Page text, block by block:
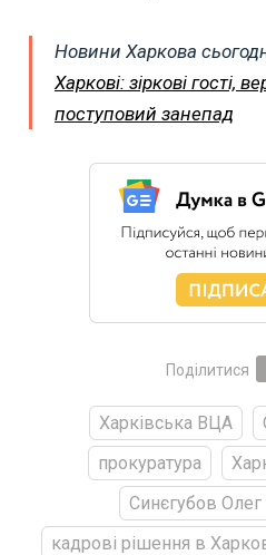
Новини Харкова
Харкові: зіркові гості,
поступовий занепад
Поділитися
Харківська ВЦА
прокуратура
Синєгубов
кадрові рішення в